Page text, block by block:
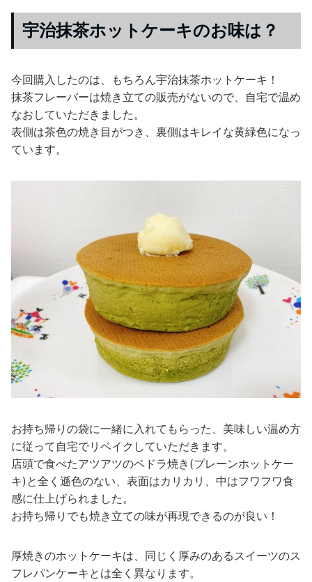
宇治抹茶ホットケーキのお味は？
今回購入したのは、もちろん宇治抹茶ホットケーキ！
抹茶フレーバーは焼き立ての販売がないので、自宅で温め
なおしていただきました。
表側は茶色の焼き目がつき、裏側はキレイな黄緑色になっ
ています。
お持ち帰りの袋に一緒に入れてもらった、美味しい温め方
に従って自宅でリベイクしていただきます。
店頭で食べたアツアツのペドラ焼き(プレーンホットケー
キ)と全く遜色のない、表面はカリカリ、中はフワフワ食
感に仕上げられました。
お持ち帰りでも焼き立ての味が再現できるのが良い！
厚焼きのホットケーキは、同じく厚みのあるスイーツのス
フレパンケーキとは全く異なります。